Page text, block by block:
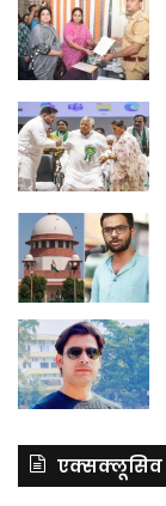
एक्सक्लूसिव